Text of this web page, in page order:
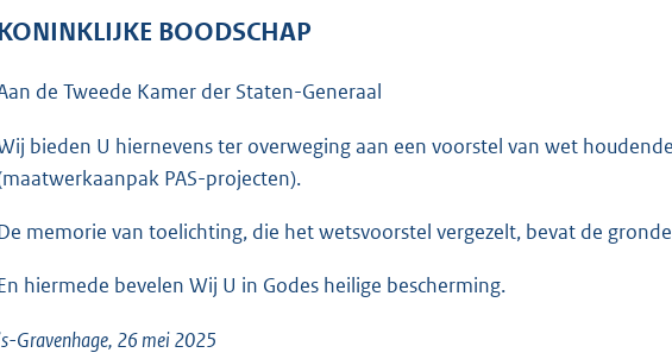
o
t
3
KONINKLIJKE BOODSCHAP
de Tweede Kamer der Staten-Generaal
bieden U hiernevens ter overweging aan een voorstel van wet
PAS-projecten).
memorie van toelichting, die het wetsvoorstel vergezelt, bevat de
hiermede bevelen Wij U in Godes heilige bescherming.
Gravenhage, 26 mei 2025